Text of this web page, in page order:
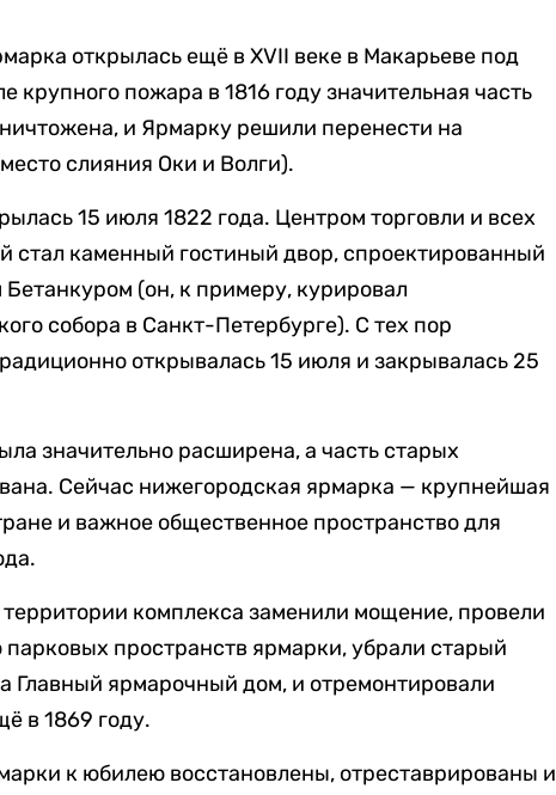
открылась ещё в XVII веке в Макарьеве под
пожара в 1816 году значительная часть
и Ярмарку решили перенести на
слияния Оки и Волги).
15 июля 1822 года. Центром торговли и всех
стал каменный гостиный двор, спроектированный
(он, к примеру, курировал
собора в Санкт-Петербурге). С тех пор
открывалась 15 июля и закрывалась 25
значительно расширена, а часть старых
Сейчас нижегородская ярмарка — крупнейшая
и важное общественное пространство для
комплекса заменили мощение, провели
пространств ярмарки, убрали старый
Главный ярмарочный дом, и отремонтировали
в 1869 году.
к юбилею восстановлены, отреставрированы и